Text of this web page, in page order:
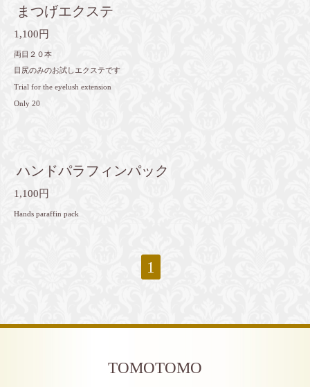
まつげエクステ
1,100円
両目２０本
目尻のみのお試しエクステです
Trial for the eyelush extension
Only 20
ハンドパラフィンパック
1,100円
Hands paraffin pack
1
TOMOTOMO